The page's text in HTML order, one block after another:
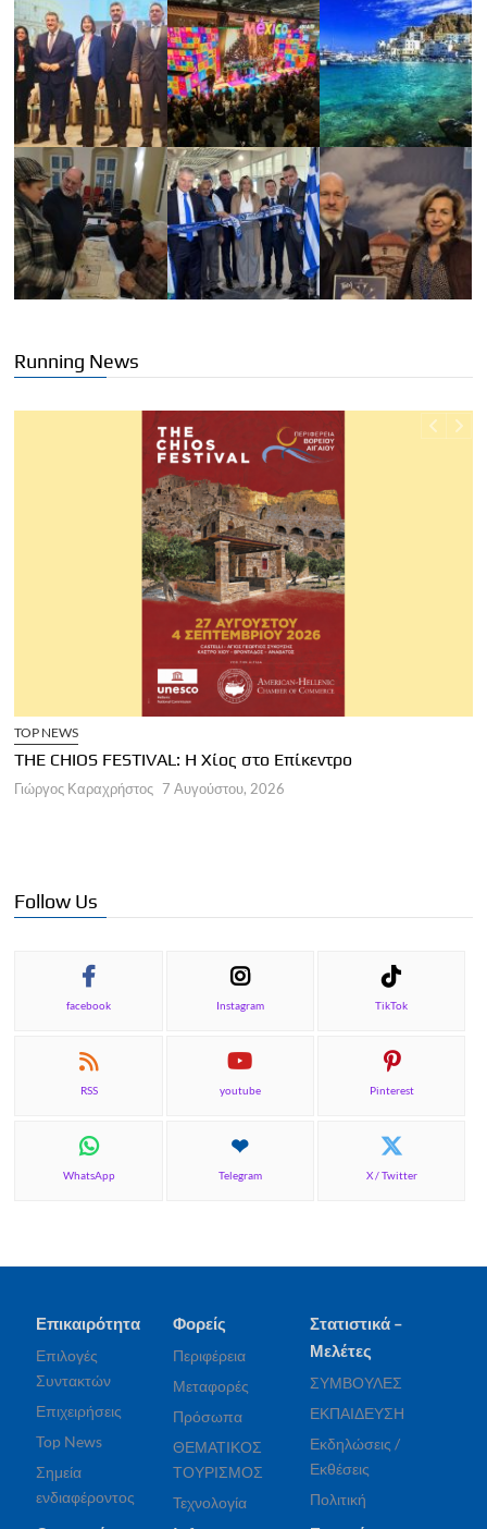
Running News
TOP NEWS
THE CHIOS FESTIVAL: Η Χίος στο Επίκεντρο
Γιώργος Καραχρήστος 7 Αυγούστου, 2026
Follow Us
facebook Instagram TikTok
RSS youtube Pinterest
WhatsApp Telegram X / Twitter
Επικαιρότητα
Επιλογές
Συντακτών
Επιχειρήσεις
Top News
Σημεία
ενδιαφέροντος
Φορείς
Περιφέρεια
Μεταφορές
Πρόσωπα
ΘΕΜΑΤΙΚΟΣ
ΤΟΥΡΙΣΜΟΣ
Τεχνολογία
Στατιστικά –
Μελέτες
ΣΥΜΒΟΥΛΕΣ
ΕΚΠΑΙΔΕΥΣΗ
Εκδηλώσεις /
Εκθέσεις
Πολιτική